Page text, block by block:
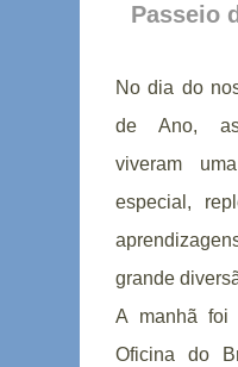
Passeio
No dia do
de Ano,
viveram
especial,
grande
A manhã foi
Oficina do